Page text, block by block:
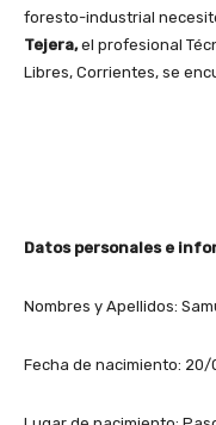
foresto-industrial
Tejera,el profesional
Libres, Corrientes, se
Datos personales e
Nombres y Apellidos:
Fecha de nacimiento: 20/